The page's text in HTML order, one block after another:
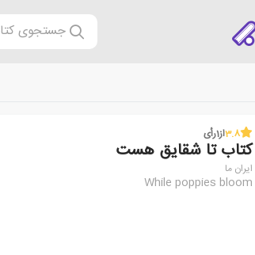
جستجوی
3.8از1رأی
کتاب تا شقایق هست
ایران ما
While poppies bloom